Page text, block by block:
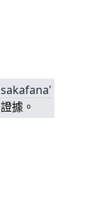
sakafana'
證據。